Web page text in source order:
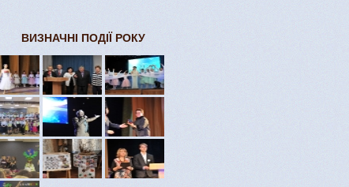
ВИЗНАЧНІ ПОДІЇ РОКУ